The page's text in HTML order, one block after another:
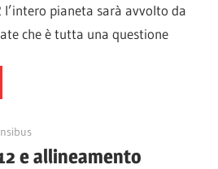
l’intero pianeta sarà avvolto da
che è tutta una questione
e allineamento